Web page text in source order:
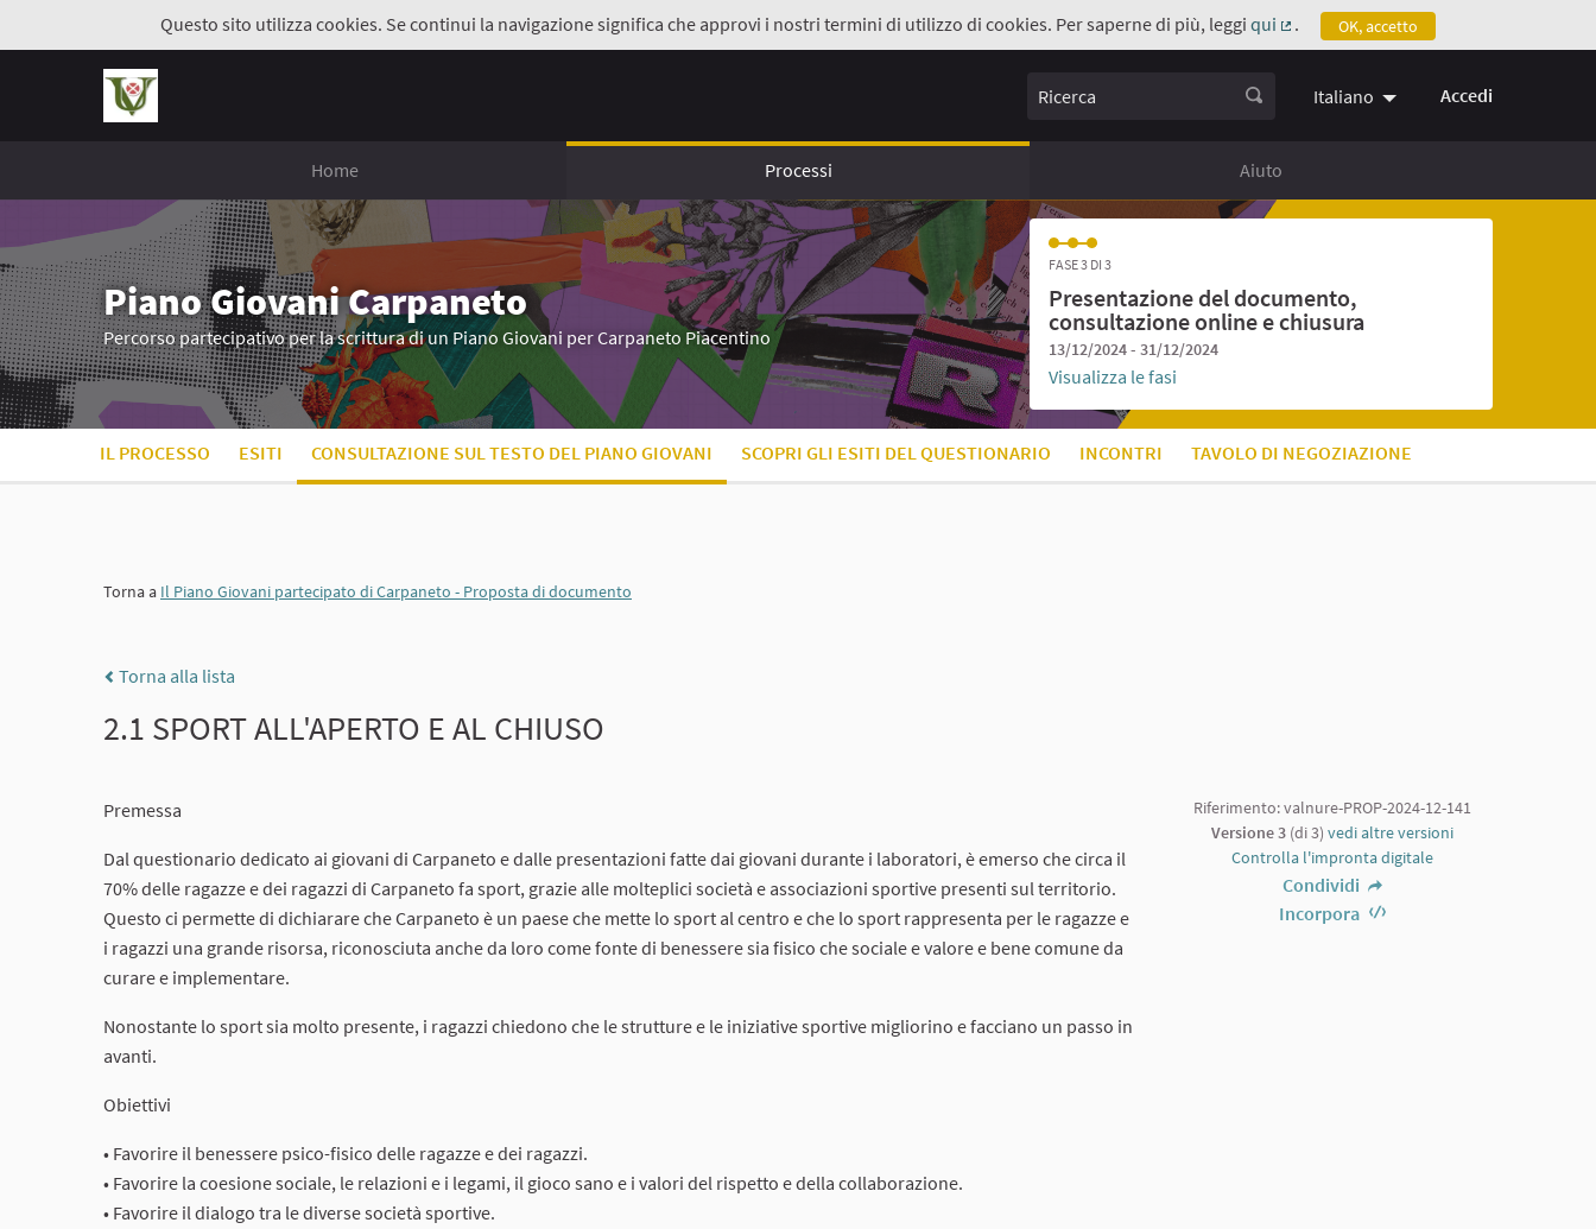
Questo sito utilizza cookies. Se continui la navigazione significa che approvi i nostri termini di utilizzo di cookies. Per saperne di più, leggi qui
(Collegamento esterno)
. OK, accetto
Ricerca Italiano Accedi
Home Processi Aiuto
Piano Giovani Carpaneto
Percorso partecipativo per la scrittura di un Piano Giovani per Carpaneto Piacentino
FASE 3 DI 3
Presentazione del documento,
consultazione online e chiusura
13/12/2024 - 31/12/2024
Visualizza le fasi
IL PROCESSO ESITI CONSULTAZIONE SUL TESTO DEL PIANO GIOVANI SCOPRI GLI ESITI DEL QUESTIONARIO INCONTRI TAVOLO DI NEGOZIAZIONE
Torna a Il Piano Giovani partecipato di Carpaneto - Proposta di documento
Torna alla lista
2.1 SPORT ALL'APERTO E AL CHIUSO
Premessa
Dal questionario dedicato ai giovani di Carpaneto e dalle presentazioni fatte dai giovani durante i laboratori, è emerso che circa il
70% delle ragazze e dei ragazzi di Carpaneto fa sport, grazie alle molteplici società e associazioni sportive presenti sul territorio.
Questo ci permette di dichiarare che Carpaneto è un paese che mette lo sport al centro e che lo sport rappresenta per le ragazze e
i ragazzi una grande risorsa, riconosciuta anche da loro come fonte di benessere sia fisico che sociale e valore e bene comune da
curare e implementare.
Nonostante lo sport sia molto presente, i ragazzi chiedono che le strutture e le iniziative sportive migliorino e facciano un passo in
avanti.
Obiettivi
• Favorire il benessere psico-fisico delle ragazze e dei ragazzi.
• Favorire la coesione sociale, le relazioni e i legami, il gioco sano e i valori del rispetto e della collaborazione.
• Favorire il dialogo tra le diverse società sportive.
Riferimento: valnure-PROP-2024-12-141
Versione 3 (di 3) vedi altre versioni
Controlla l'impronta digitale
Condividi
Incorpora